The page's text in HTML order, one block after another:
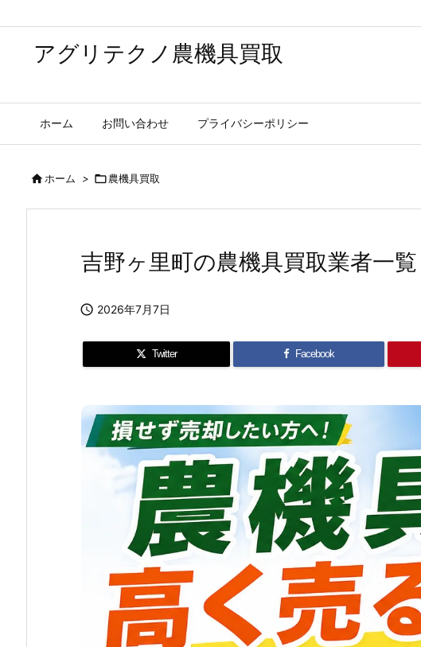
アグリテクノ農機具買取
ホーム お問い合わせ プライバシーポリシー
ホーム > 農機具買取
吉野ヶ里町の農機具買取業者一
 2026年7月7日
Twitter Facebook